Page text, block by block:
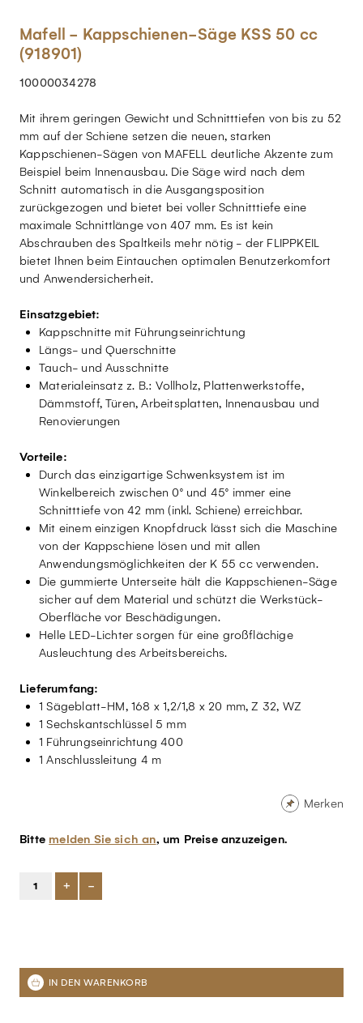
Mafell - Kappschienen-Säge KSS 50 cc
(918901)
10000034278
Mit ihrem geringen Gewicht und Schnitttiefen von bis zu 52
mm auf der Schiene setzen die neuen, starken
Kappschienen-Sägen von MAFELL deutliche Akzente zum
Beispiel beim Innenausbau. Die Säge wird nach dem
Schnitt automatisch in die Ausgangsposition
zurückgezogen und bietet bei voller Schnitttiefe eine
maximale Schnittlänge von 407 mm. Es ist kein
Abschrauben des Spaltkeils mehr nötig - der FLIPPKEIL
bietet Ihnen beim Eintauchen optimalen Benutzerkomfort
und Anwendersicherheit.
Einsatzgebiet:
Kappschnitte mit Führungseinrichtung
Längs- und Querschnitte
Tauch- und Ausschnitte
Materialeinsatz z. B.: Vollholz, Plattenwerkstoffe,
Dämmstoff, Türen, Arbeitsplatten, Innenausbau und
Renovierungen
Vorteile:
Durch das einzigartige Schwenksystem ist im
Winkelbereich zwischen 0° und 45° immer eine
Schnitttiefe von 42 mm (inkl. Schiene) erreichbar.
Mit einem einzigen Knopfdruck lässt sich die Maschine
von der Kappschiene lösen und mit allen
Anwendungsmöglichkeiten der K 55 cc verwenden.
Die gummierte Unterseite hält die Kappschienen-Säge
sicher auf dem Material und schützt die Werkstück-
Oberfläche vor Beschädigungen.
Helle LED-Lichter sorgen für eine großflächige
Ausleuchtung des Arbeitsbereichs.
Lieferumfang:
1 Sägeblatt-HM, 168 x 1,2/1,8 x 20 mm, Z 32, WZ
1 Sechskantschlüssel 5 mm
1 Führungseinrichtung 400
1 Anschlussleitung 4 m
Merken
Bitte melden Sie sich an, um Preise anzuzeigen.
+ -